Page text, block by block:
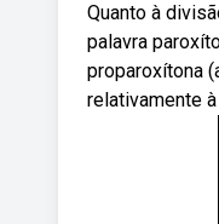
Quanto à
palavra
proparoxítona
relativamente